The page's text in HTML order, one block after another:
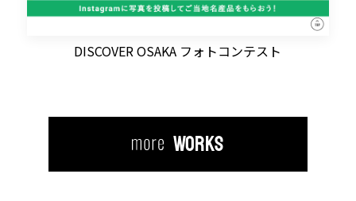
DISCOVER OSAKA フォトコンテスト
WORKS